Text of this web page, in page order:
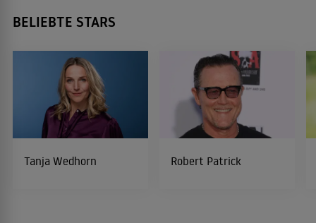
BELIEBTE STARS
Tanja Wedhorn Robert Patrick